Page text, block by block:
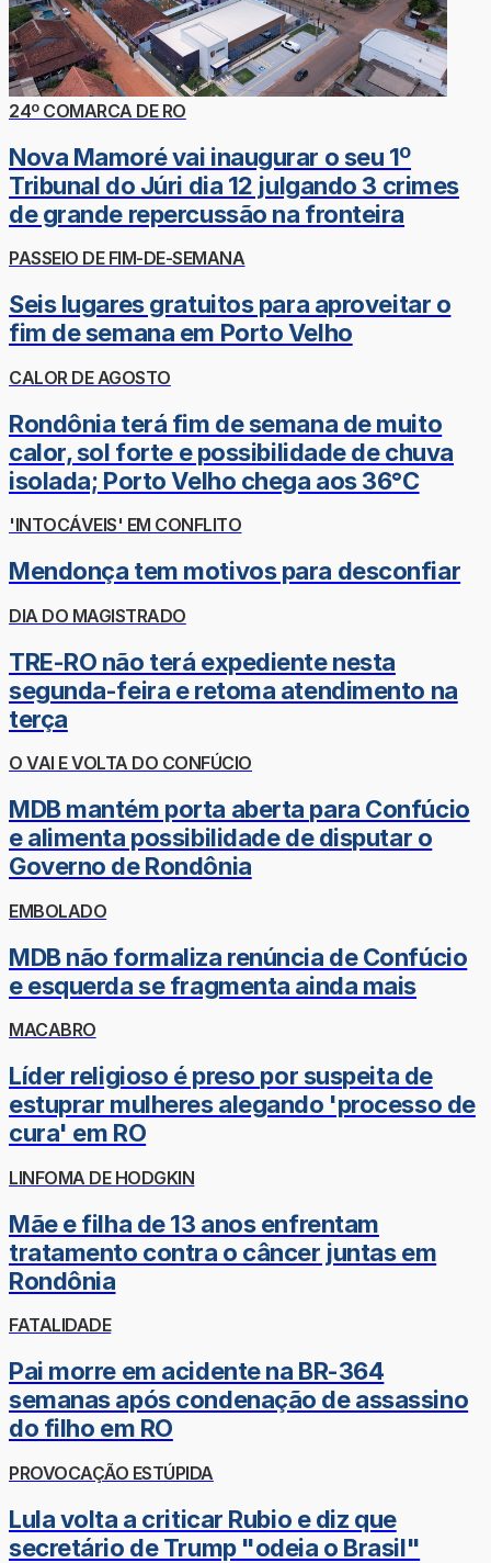
24º COMARCA DE RO
Nova Mamoré vai inaugurar o seu 1º
Tribunal do Júri dia 12 julgando 3 crimes
de grande repercussão na fronteira
PASSEIO DE FIM-DE-SEMANA
Seis lugares gratuitos para aproveitar o
fim de semana em Porto Velho
CALOR DE AGOSTO
Rondônia terá fim de semana de muito
calor, sol forte e possibilidade de chuva
isolada; Porto Velho chega aos 36°C
'INTOCÁVEIS' EM CONFLITO
Mendonça tem motivos para desconfiar
DIA DO MAGISTRADO
TRE-RO não terá expediente nesta
segunda-feira e retoma atendimento na
terça
O VAI E VOLTA DO CONFÚCIO
MDB mantém porta aberta para Confúcio
e alimenta possibilidade de disputar o
Governo de Rondônia
EMBOLADO
MDB não formaliza renúncia de Confúcio
e esquerda se fragmenta ainda mais
MACABRO
Líder religioso é preso por suspeita de
estuprar mulheres alegando 'processo de
cura' em RO
LINFOMA DE HODGKIN
Mãe e filha de 13 anos enfrentam
tratamento contra o câncer juntas em
Rondônia
FATALIDADE
Pai morre em acidente na BR-364
semanas após condenação de assassino
do filho em RO
PROVOCAÇÃO ESTÚPIDA
Lula volta a criticar Rubio e diz que
secretário de Trump "odeia o Brasil"